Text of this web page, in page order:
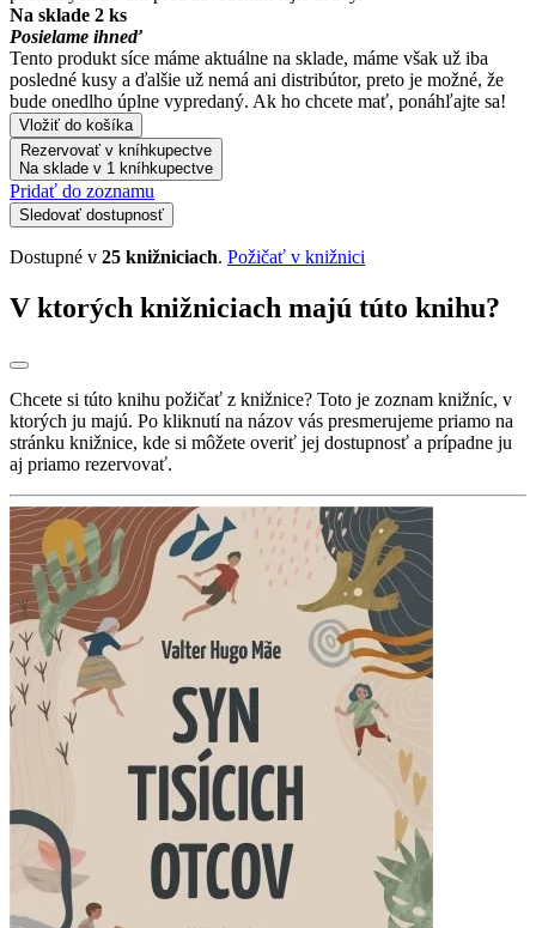
Na sklade 2 ks
Posielame ihneď
Tento produkt síce máme aktuálne na sklade, máme však už iba
posledné kusy a ďalšie už nemá ani distribútor, preto je možné, že
bude onedlho úplne vypredaný. Ak ho chcete mať, ponáhľajte sa!
Vložiť do košíka
Rezervovať v kníhkupectve
Na sklade v 1 kníhkupectve
Pridať do zoznamu
Sledovať dostupnosť
Dostupné v 25 knižniciach. Požičať v knižnici
V ktorých knižniciach majú túto knihu?
Chcete si túto knihu požičať z knižnice? Toto je zoznam knižníc, v
ktorých ju majú. Po kliknutí na názov vás presmerujeme priamo na
stránku knižnice, kde si môžete overiť jej dostupnosť a prípadne ju
aj priamo rezervovať.